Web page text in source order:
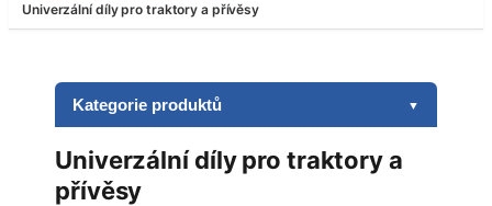
Univerzální díly pro traktory a přívěsy
Kategorie produktů ▼
Univerzální díly pro traktory a
přívěsy